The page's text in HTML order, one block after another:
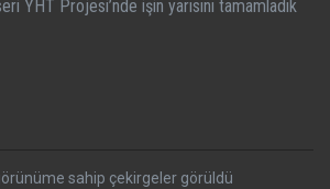
YHT Projesi’nde işin yarısını tamamladık
sahip çekirgeler görüldü